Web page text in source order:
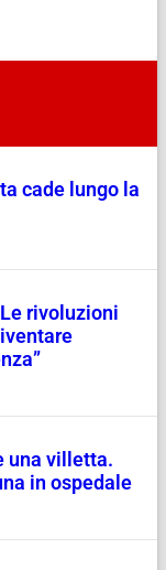
cade lungo la
rivoluzioni
una villetta.
in ospedale